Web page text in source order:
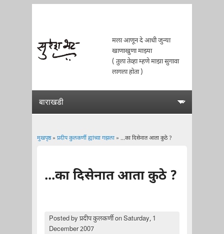
मला आणून दे आधी जुन्या
खाणाखुणा माझ्या
( तुला तेव्हा म्हणे माझा सुगावा
लागला होता )
मुखपृष्ठ» प्रदीप कुलकर्णी ह्यांच्या गझला» ...का दिसेनात आता कुठे ?
...का दिसेनात आता कुठे ?
Posted byप्रदीप कुलकर्णीon Saturday, 1
December 2007